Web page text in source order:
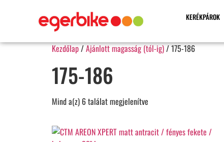
KERÉKPÁROK
Kezdőlap/Ajánlott magasság (tól-ig)/ 175-186
175-186
Mind a(z) 6 találat megjelenítve